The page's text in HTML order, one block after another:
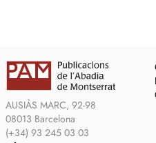
AUSIÀS MARC, 92-98
08013 Barcelona
(+34) 93 245 03 03